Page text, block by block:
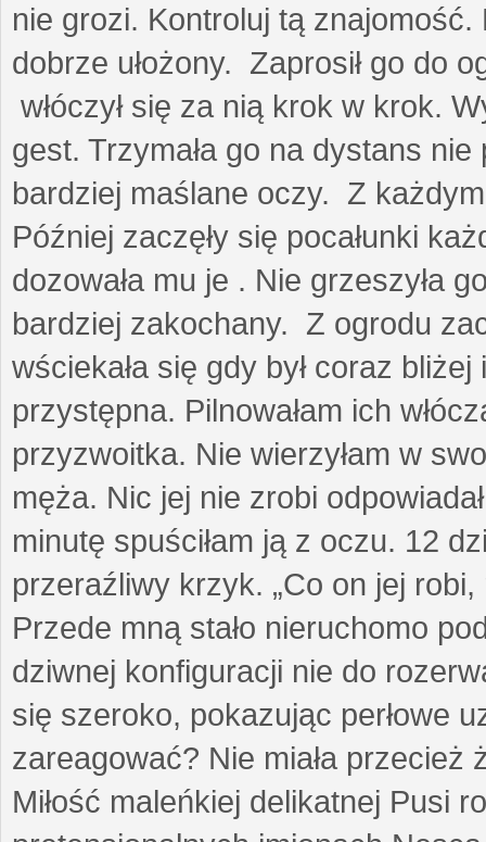
nie grozi. Kontroluj tą
dobrze ułożony. Zaprosił go do
włóczył się za nią krok w krok.
gest. Trzymała go na dystans
bardziej maślane oczy. Z
Później zaczęły się pocałunki
dozowała mu je . Nie grzeszyła
bardziej zakochany. Z ogrodu
wściekała się gdy był coraz
przystępna. Pilnowałam ich
przyzwoitka. Nie wierzyłam w
męża. Nic jej nie zrobi
minutę spuściłam ją z oczu. 12
przeraźliwy krzyk. „Co on jej
Przede mną stało nieruchomo
dziwnej konfiguracji nie do
się szeroko, pokazując perłowe
zareagować? Nie miała przecież
Miłość maleńkiej delikatnej Pusi